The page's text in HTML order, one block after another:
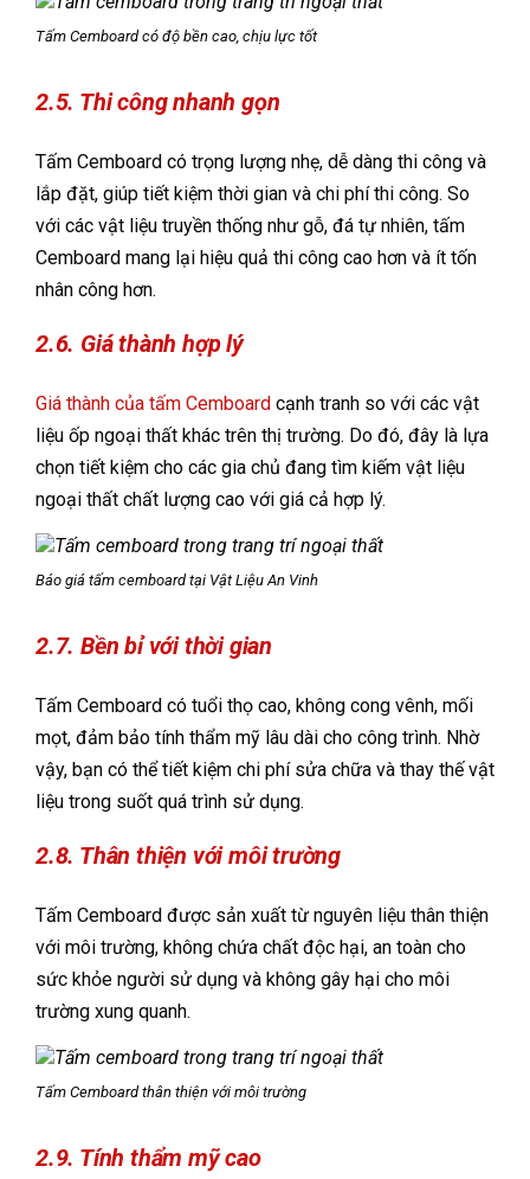
Tấm Cemboard có độ bền cao, chịu lực tốt
2.5. Thi công nhanh gọn
Tấm Cemboard có trọng lượng nhẹ, dễ dàng thi công và
lắp đặt, giúp tiết kiệm thời gian và chi phí thi công. So
với các vật liệu truyền thống như gỗ, đá tự nhiên, tấm
Cemboard mang lại hiệu quả thi công cao hơn và ít tốn
nhân công hơn.
2.6. Giá thành hợp lý
Giá thành của tấm Cemboard cạnh tranh so với các vật
liệu ốp ngoại thất khác trên thị trường. Do đó, đây là lựa
chọn tiết kiệm cho các gia chủ đang tìm kiếm vật liệu
ngoại thất chất lượng cao với giá cả hợp lý.
Báo giá tấm cemboard tại Vật Liệu An Vinh
2.7. Bền bỉ với thời gian
Tấm Cemboard có tuổi thọ cao, không cong vênh, mối
mọt, đảm bảo tính thẩm mỹ lâu dài cho công trình. Nhờ
vậy, bạn có thể tiết kiệm chi phí sửa chữa và thay thế vật
liệu trong suốt quá trình sử dụng.
2.8. Thân thiện với môi trường
Tấm Cemboard được sản xuất từ nguyên liệu thân thiện
với môi trường, không chứa chất độc hại, an toàn cho
sức khỏe người sử dụng và không gây hại cho môi
trường xung quanh.
Tấm Cemboard thân thiện với môi trường
2.9. Tính thẩm mỹ cao